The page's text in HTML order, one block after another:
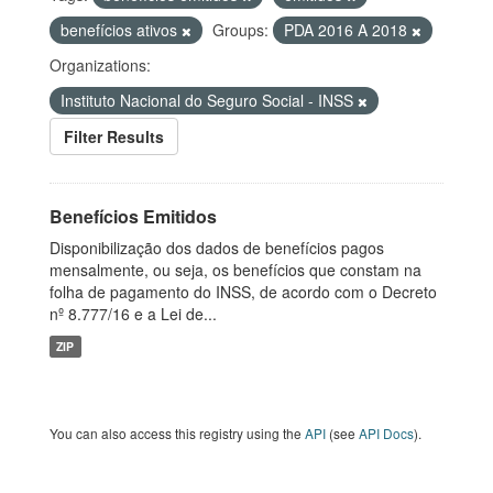
benefícios ativos
Groups:
PDA 2016 A 2018
Organizations:
Instituto Nacional do Seguro Social - INSS
Filter Results
Benefícios Emitidos
Disponibilização dos dados de benefícios pagos
mensalmente, ou seja, os benefícios que constam na
folha de pagamento do INSS, de acordo com o Decreto
nº 8.777/16 e a Lei de...
ZIP
You can also access this registry using the API (see API Docs).